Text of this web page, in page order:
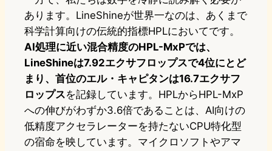
あります。LineShineが世界一なのは、あくまで
科学計算向けの伝統的指標HPLにおいてです。
AI処理に近い混合精度のHPL-MxPでは、
LineShineは7.92エクサフロップスで4位にとど
まり、首位のエル・キャピタンは16.7エクサフ
ロップスを記録しています。HPLからHPL-MxP
への伸びがわずか3.6倍であることは、AI向けの
低精度アクセラレーターを持たないCPU特化型
の宿命を映しています。マイクロソフトやアマ